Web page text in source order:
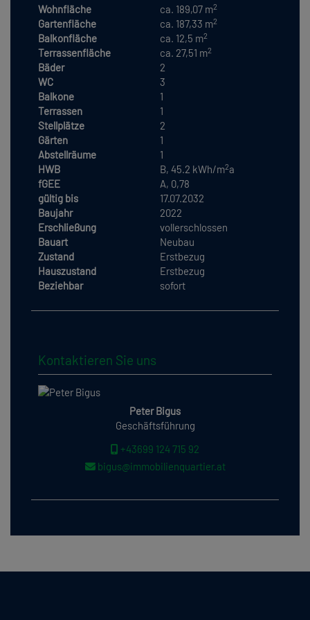
Wohnfläche ca. 189,07 m2
Gartenfläche ca. 187,33 m2
Balkonfläche ca. 12,5 m2
Terrassenfläche ca. 27,51 m2
Bäder
2
WC
3
Balkone
1
Terrassen
1
Stellplätze
2
Gärten
1
Abstellräume
1
HWB
B, 45.2 kWh/m2a
fGEE
A, 0,78
gültig bis
17.07.2032
Baujahr
2022
Erschließung
vollerschlossen
Bauart
Neubau
Zustand
Erstbezug
Hauszustand
Erstbezug
Beziehbar
sofort
Kontaktieren Sie uns
Peter Bigus
Geschäftsführung
+43699 124 715 92
bigus@immobilienquartier.at